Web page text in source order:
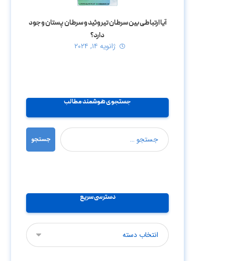
آیا ارتباطی بین سرطان تیروئید و سرطان پستان وجود
دارد؟
ژانویه ۱۴, ۲۰۲۴
جستجوی هوشمند مطالب
جستجو
دسترسی سریع